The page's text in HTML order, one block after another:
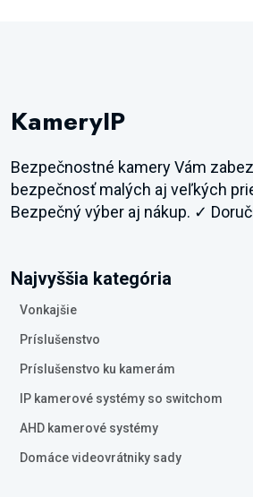
KameryIP
Bezpečnostné kamery Vám
bezpečnosť malých aj veľkých
Bezpečný výber aj nákup. ✓
Najvyššia kategória
Vonkajšie
Príslušenstvo
Príslušenstvo ku kamerám
IP kamerové systémy so switchom
AHD kamerové systémy
Domáce videovrátniky sady